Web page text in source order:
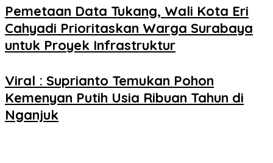
Pemetaan Data Tukang, Wali Kota Eri
Cahyadi Prioritaskan Warga Surabaya
untuk Proyek Infrastruktur
Viral : Suprianto Temukan Pohon
Kemenyan Putih Usia Ribuan Tahun di
Nganjuk